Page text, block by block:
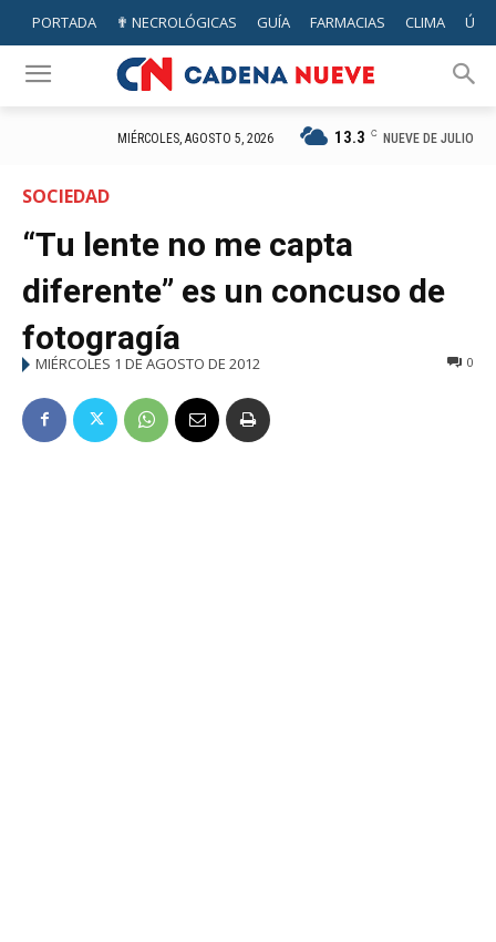
PORTADA ✟ NECROLÓGICAS GUÍA FARMACIAS CLIMA
MIÉRCOLES, AGOSTO 5, 2026 13.3 C NUEVE DE JULIO
SOCIEDAD
“Tu lente no me capta
diferente” es un concuso de
fotogragía
MIÉRCOLES 1 DE AGOSTO DE 2012 0